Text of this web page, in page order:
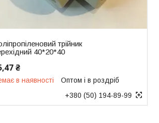
трійник
40*20*40
₴
в наявності
Оптом і в роздріб
+380 (50) 194-89-99